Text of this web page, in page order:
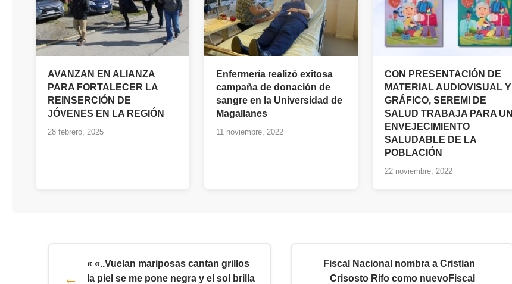
AVANZAN EN ALIANZA
PARA FORTALECER LA
REINSERCIÓN DE
JÓVENES EN LA REGIÓN
28 febrero, 2025
Enfermería realizó exitosa
campaña de donación de
sangre en la Universidad de
Magallanes
11 noviembre, 2022
CON PRESENTACIÓN DE
MATERIAL AUDIOVISUAL Y
GRÁFICO, SEREMI DE
SALUD TRABAJA PARA UN
ENVEJECIMIENTO
SALUDABLE DE LA
POBLACIÓN
22 noviembre, 2022
« «..Vuelan mariposas cantan grillos
la piel se me pone negra y el sol brilla
Fiscal Nacional nombra a Cristian
Crisosto Rifo como nuevoFiscal